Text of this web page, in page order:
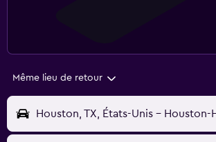
Même lieu de retour
Houston, TX, États-Unis - Houston-